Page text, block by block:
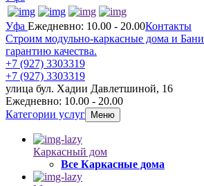
Уфа Ежедневно: 10.00 - 20.00Контакты
Строим модульно-каркасные дома и Бани
гарантию качества.
+7 (927) 3303319
+7 (927) 3303319
улица бул. Хадии Давлетшиной, 16
Ежедневно: 10.00 - 20.00
Категории услуг
Меню
Каркасный дом
Все Каркасные дома